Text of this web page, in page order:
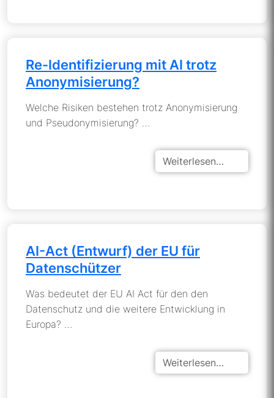
Re-Identifizierung mit AI trotz
Anonymisierung?
Welche Risiken bestehen trotz Anonymisierung
und Pseudonymisierung? …
Weiterlesen…
AI-Act (Entwurf) der EU für
Datenschützer
Was bedeutet der EU AI Act für den den
Datenschutz und die weitere Entwicklung in
Europa? …
Weiterlesen…